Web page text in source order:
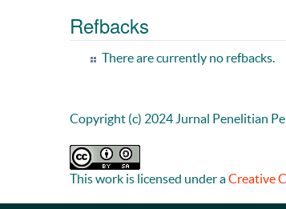
Refbacks
There are currently no refbacks.
Copyright (c) 2024 Jurnal Penelitian
This work is licensed under aCreative